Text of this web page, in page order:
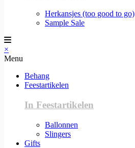
Herkansjes (too good to go)
Sample Sale
×
Menu
Behang
Feestartikelen
In Feestartikelen
Ballonnen
Slingers
Gifts